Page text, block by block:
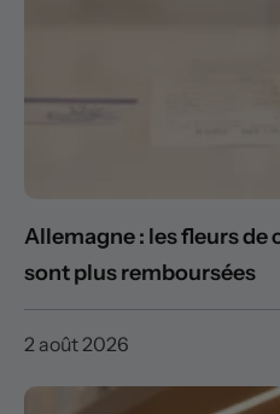
Allemagne : les fleurs de
sont plus remboursées
2 août 2026